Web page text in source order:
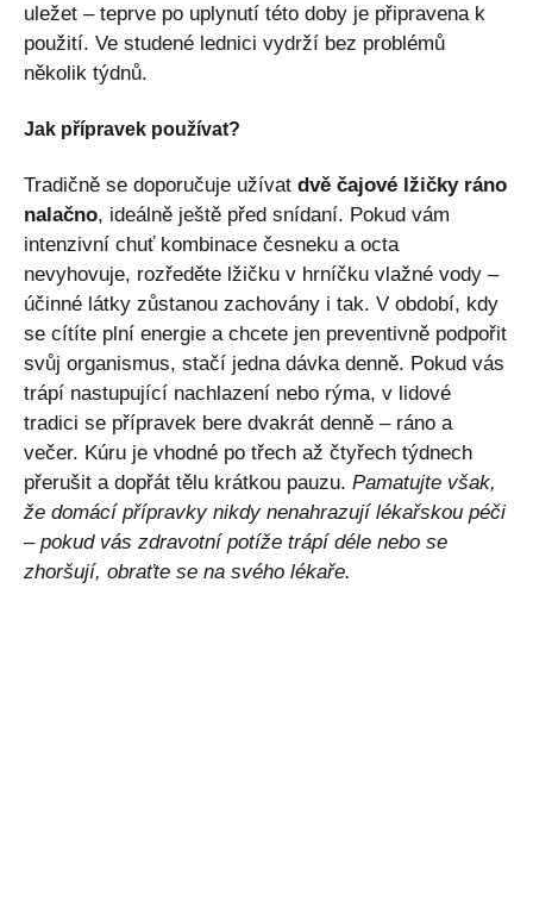
uležet – teprve po uplynutí této doby je připravena k
použití. Ve studené lednici vydrží bez problémů
několik týdnů.
Jak přípravek používat?
Tradičně se doporučuje užívat dvě čajové lžičky ráno
nalačno, ideálně ještě před snídaní. Pokud vám
intenzivní chuť kombinace česneku a octa
nevyhovuje, rozředěte lžičku v hrníčku vlažné vody –
účinné látky zůstanou zachovány i tak. V období, kdy
se cítíte plní energie a chcete jen preventivně podpořit
svůj organismus, stačí jedna dávka denně. Pokud vás
trápí nastupující nachlazení nebo rýma, v lidové
tradici se přípravek bere dvakrát denně – ráno a
večer. Kúru je vhodné po třech až čtyřech týdnech
přerušit a dopřát tělu krátkou pauzu. Pamatujte však,
že domácí přípravky nikdy nenahrazují lékařskou péči
– pokud vás zdravotní potíže trápí déle nebo se
zhoršují, obraťte se na svého lékaře.